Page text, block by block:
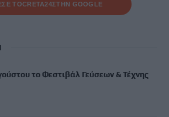
ΤΟCRETA24ΣΤΗΝ GOOGLE
Φεστιβάλ Γεύσεων & Τέχνης